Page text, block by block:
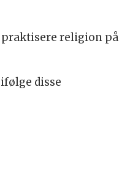
praktisere religion på
disse